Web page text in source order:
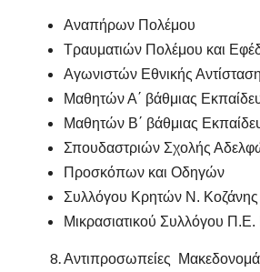
Αναπήρων Πολέμου
Τραυματιών Πολέμου και
Αγωνιστών Εθνικής
Μαθητών Α΄ βάθμιας
Μαθητών Β΄ βάθμιας
Σπουδαστριών Σχολής
Προσκόπων και Οδηγών
Συλλόγου Κρητών Ν. Κοζάνης
Μικρασιατικού Συλλόγου Π.Ε.
Αντιπροσωπείες